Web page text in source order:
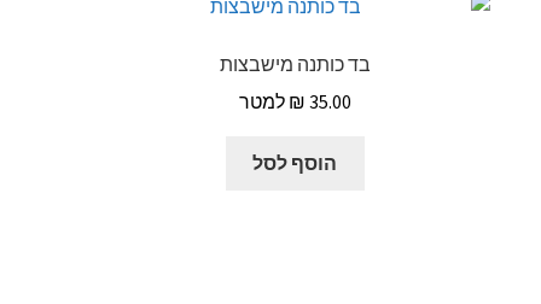
בד כותנה מישבצות
35.00
₪
הוסף לסל